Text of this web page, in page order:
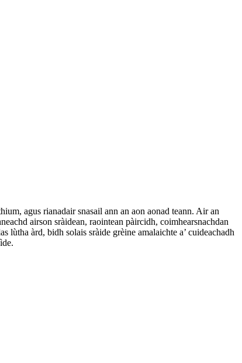
agus rianadair snasail ann an aon aonad teann. Air an
airson sràidean, raointean pàircidh, coimhearsnachdan
lùtha àrd, bidh solais sràide grèine amalaichte a’ cuideachadh